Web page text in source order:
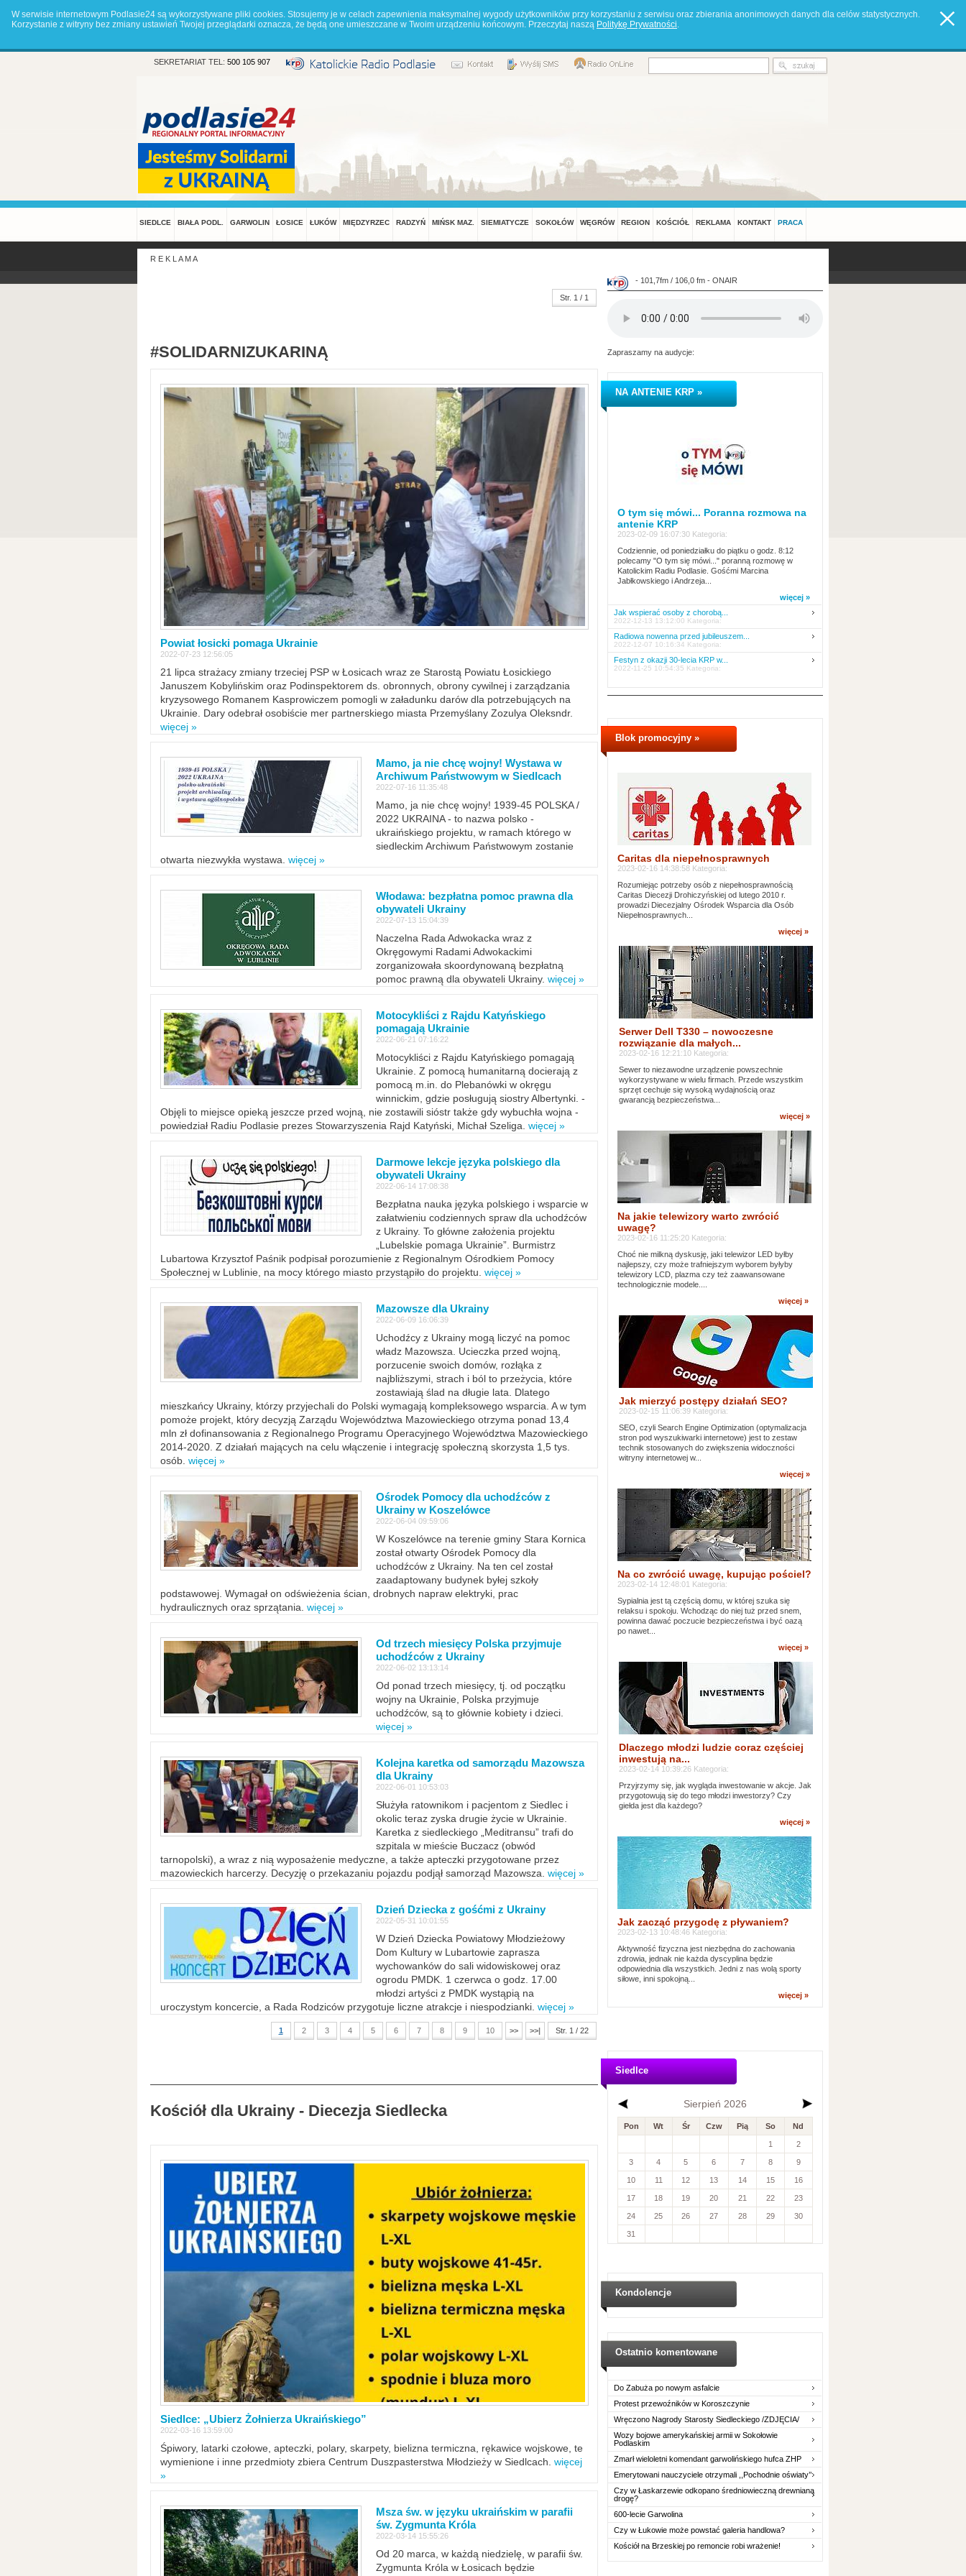
W serwisie internetowym Podlasie24 są wykorzystywane pliki cookies. Stosujemy je w celach zapewnienia maksymalnej wygody użytkowników przy korzystaniu z serwisu oraz zbierania anonimowych danych dla celów statystycznych.
Korzystanie z witryny bez zmiany ustawień Twojej przeglądarki oznacza, że będą one umieszczane w Twoim urządzeniu końcowym. Przeczytaj naszą Politykę Prywatności.
SEKRETARIAT TEL: 500 105 907
SIEDLCE BIAŁA PODL. GARWOLIN ŁOSICE ŁUKÓW MIĘDZYRZEC RADZYŃ MIŃSK MAZ. SIEMIATYCZE SOKOŁÓW WĘGRÓW REGION KOŚCIÓŁ REKLAMA KONTAKT PRACA
R E K L A M A
Str. 1 / 1
#SOLIDARNIZUKARINĄ
Powiat łosicki pomaga Ukrainie
2022-07-23 12:56:05
21 lipca strażacy zmiany trzeciej PSP w Łosicach wraz ze Starostą Powiatu Łosickiego
Januszem Kobylińskim oraz Podinspektorem ds. obronnych, obrony cywilnej i zarządzania
kryzysowego Romanem Kasprowiczem pomogli w załadunku darów dla potrzebujących na
Ukrainie. Dary odebrał osobiście mer partnerskiego miasta Przemyślany Zozulya Oleksndr.
więcej »
Mamo, ja nie chcę wojny! Wystawa w
Archiwum Państwowym w Siedlcach
2022-07-16 11:35:48
Mamo, ja nie chcę wojny! 1939-45 POLSKA /
2022 UKRAINA - to nazwa polsko -
ukraińskiego projektu, w ramach którego w
siedleckim Archiwum Państwowym zostanie
otwarta niezwykła wystawa. więcej »
Włodawa: bezpłatna pomoc prawna dla
obywateli Ukrainy
2022-07-13 15:04:39
Naczelna Rada Adwokacka wraz z
Okręgowymi Radami Adwokackimi
zorganizowała skoordynowaną bezpłatną
pomoc prawną dla obywateli Ukrainy. więcej »
Motocykliści z Rajdu Katyńskiego
pomagają Ukrainie
2022-06-21 07:16:22
Motocykliści z Rajdu Katyńskiego pomagają
Ukrainie. Z pomocą humanitarną docierają z
pomocą m.in. do Plebanówki w okręgu
winnickim, gdzie posługują siostry Albertynki. -
Objęli to miejsce opieką jeszcze przed wojną, nie zostawili sióstr także gdy wybuchła wojna -
powiedział Radiu Podlasie prezes Stowarzyszenia Rajd Katyński, Michał Szeliga. więcej »
Darmowe lekcje języka polskiego dla
obywateli Ukrainy
2022-06-14 17:08:38
Bezpłatna nauka języka polskiego i wsparcie w
załatwieniu codziennych spraw dla uchodźców
z Ukrainy. To główne założenia projektu
„Lubelskie pomaga Ukrainie”. Burmistrz
Lubartowa Krzysztof Paśnik podpisał porozumienie z Regionalnym Ośrodkiem Pomocy
Społecznej w Lublinie, na mocy którego miasto przystąpiło do projektu. więcej »
Mazowsze dla Ukrainy
2022-06-09 16:06:39
Uchodźcy z Ukrainy mogą liczyć na pomoc
władz Mazowsza. Ucieczka przed wojną,
porzucenie swoich domów, rozłąka z
najbliższymi, strach i ból to przeżycia, które
zostawiają ślad na długie lata. Dlatego
mieszkańcy Ukrainy, którzy przyjechali do Polski wymagają kompleksowego wsparcia. A w tym
pomoże projekt, który decyzją Zarządu Województwa Mazowieckiego otrzyma ponad 13,4
mln zł dofinansowania z Regionalnego Programu Operacyjnego Województwa Mazowieckiego
2014-2020. Z działań mających na celu włączenie i integrację społeczną skorzysta 1,5 tys.
osób. więcej »
Ośrodek Pomocy dla uchodźców z
Ukrainy w Koszelówce
2022-06-04 09:59:06
W Koszelówce na terenie gminy Stara Kornica
został otwarty Ośrodek Pomocy dla
uchodźców z Ukrainy. Na ten cel został
zaadaptowany budynek byłej szkoły
podstawowej. Wymagał on odświeżenia ścian, drobnych napraw elektryki, prac
hydraulicznych oraz sprzątania. więcej »
Od trzech miesięcy Polska przyjmuje
uchodźców z Ukrainy
2022-06-02 13:13:14
Od ponad trzech miesięcy, tj. od początku
wojny na Ukrainie, Polska przyjmuje
uchodźców, są to głównie kobiety i dzieci.
więcej »
Kolejna karetka od samorządu Mazowsza
dla Ukrainy
2022-06-01 10:53:03
Służyła ratownikom i pacjentom z Siedlec i
okolic teraz zyska drugie życie w Ukrainie.
Karetka z siedleckiego „Meditransu” trafi do
szpitala w mieście Buczacz (obwód
tarnopolski), a wraz z nią wyposażenie medyczne, a także apteczki przygotowane przez
mazowieckich harcerzy. Decyzję o przekazaniu pojazdu podjął samorząd Mazowsza. więcej »
Dzień Dziecka z gośćmi z Ukrainy
2022-05-31 10:01:55
W Dzień Dziecka Powiatowy Młodzieżowy
Dom Kultury w Lubartowie zaprasza
wychowanków do sali widowiskowej oraz
ogrodu PMDK. 1 czerwca o godz. 17.00
młodzi artyści z PMDK wystąpią na
uroczystym koncercie, a Rada Rodziców przygotuje liczne atrakcje i niespodzianki. więcej »
1 2 3 4 5 6 7 8 9 10 >> >>| Str. 1 / 22
Kościół dla Ukrainy - Diecezja Siedlecka
Siedlce: „Ubierz Żołnierza Ukraińskiego”
2022-03-16 13:59:00
Śpiwory, latarki czołowe, apteczki, polary, skarpety, bielizna termiczna, rękawice wojskowe, te
wymienione i inne przedmioty zbiera Centrum Duszpasterstwa Młodzieży w Siedlcach. więcej
»
Msza św. w języku ukraińskim w parafii
św. Zygmunta Króla
2022-03-14 15:55:26
Od 20 marca, w każdą niedzielę, w parafii św.
Zygmunta Króla w Łosicach będzie
- 101,7fm / 106,0 fm - ONAIR
Zapraszamy na audycje:
NA ANTENIE KRP »
O tym się mówi... Poranna rozmowa na
antenie KRP
2023-02-09 16:07:30 Kategoria:
Codziennie, od poniedziałku do piątku o godz. 8:12
polecamy "O tym się mówi..." poranną rozmowę w
Katolickim Radiu Podlasie. Gośćmi Marcina
Jabłkowskiego i Andrzeja...
więcej »
Jak wspierać osoby z chorobą...
2022-12-13 13:12:00 Kategoria:
Radiowa nowenna przed jubileuszem...
2022-12-07 10:16:34 Kategoria:
Festyn z okazji 30-lecia KRP w...
2022-11-25 10:54:35 Kategoria:
Blok promocyjny »
Caritas dla niepełnosprawnych
2023-02-16 14:38:58 Kategoria:
Rozumiejąc potrzeby osób z niepełnosprawnością
Caritas Diecezji Drohiczyńskiej od lutego 2010 r.
prowadzi Diecezjalny Ośrodek Wsparcia dla Osób
Niepełnosprawnych...
więcej »
Serwer Dell T330 – nowoczesne
rozwiązanie dla małych...
2023-02-16 12:21:10 Kategoria:
Sewer to niezawodne urządzenie powszechnie
wykorzystywane w wielu firmach. Przede wszystkim
sprzęt cechuje się wysoką wydajnością oraz
gwarancją bezpieczeństwa...
więcej »
Na jakie telewizory warto zwrócić
uwagę?
2023-02-16 11:25:20 Kategoria:
Choć nie milkną dyskusję, jaki telewizor LED byłby
najlepszy, czy może trafniejszym wyborem byłyby
telewizory LCD, plazma czy też zaawansowane
technologicznie modele....
więcej »
Jak mierzyć postępy działań SEO?
2023-02-15 11:06:39 Kategoria:
SEO, czyli Search Engine Optimization (optymalizacja
stron pod wyszukiwarki internetowe) jest to zestaw
technik stosowanych do zwiększenia widoczności
witryny internetowej w...
więcej »
Na co zwrócić uwagę, kupując pościel?
2023-02-14 12:48:01 Kategoria:
Sypialnia jest tą częścią domu, w której szuka się
relaksu i spokoju. Wchodząc do niej tuż przed snem,
powinna dawać poczucie bezpieczeństwa i być oazą
po nawet...
więcej »
Dlaczego młodzi ludzie coraz częściej
inwestują na...
2023-02-14 10:39:26 Kategoria:
Przyjrzymy się, jak wygląda inwestowanie w akcje. Jak
przygotowują się do tego młodzi inwestorzy? Czy
giełda jest dla każdego?
więcej »
Jak zacząć przygodę z pływaniem?
2023-02-13 10:48:46 Kategoria:
Aktywność fizyczna jest niezbędna do zachowania
zdrowia, jednak nie każda dyscyplina będzie
odpowiednia dla wszystkich. Jedni z nas wolą sporty
siłowe, inni spokojną...
więcej »
Siedlce
Sierpień 2026
Pon Wt Śr Czw Pią So Nd
1 2
3 4 5 6 7 8 9
10 11 12 13 14 15 16
17 18 19 20 21 22 23
24 25 26 27 28 29 30
31
Kondolencje
Ostatnio komentowane
Do Zabuża po nowym asfalcie
Protest przewoźników w Koroszczynie
Wręczono Nagrody Starosty Siedleckiego /ZDJĘCIA/
Wozy bojowe amerykańskiej armii w Sokołowie
Podlaskim
Zmarł wieloletni komendant garwolińskiego hufca ZHP
Emerytowani nauczyciele otrzymali ,,Pochodnie oświaty’’
Czy w Łaskarzewie odkopano średniowieczną drewnianą
drogę?
600-lecie Garwolina
Czy w Łukowie może powstać galeria handlowa?
Kościół na Brzeskiej po remoncie robi wrażenie!